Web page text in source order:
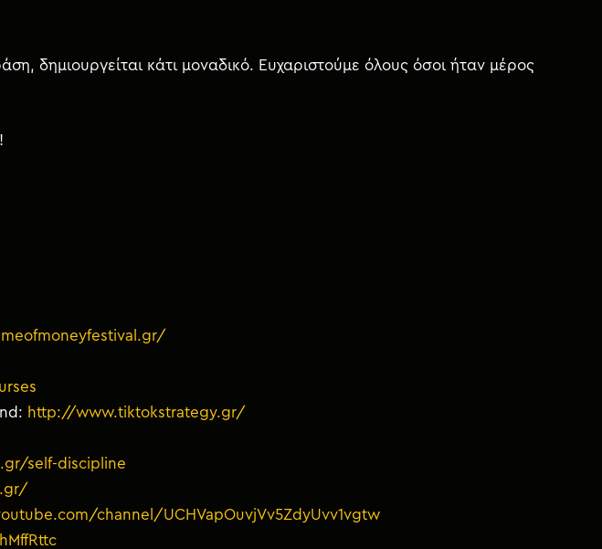
δημιουργείται κάτι μοναδικό. Ευχαριστούμε όλους όσοι ήταν μέρος
http://www.tiktokstrategy.gr/
self-discipline
channel/UCHVapOuvjVv5ZdyUvv1vgtw